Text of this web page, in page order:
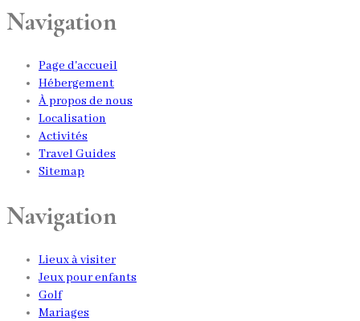
Navigation
Page d'accueil
Hébergement
À propos de nous
Localisation
Activités
Travel Guides
Sitemap
Navigation
Lieux à visiter
Jeux pour enfants
Golf
Mariages